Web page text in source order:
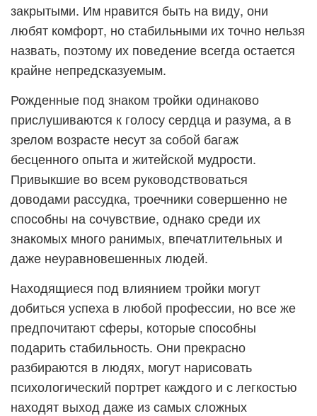
закрытыми. Им нравится быть на виду, они
любят комфорт, но стабильными их точно нельзя
назвать, поэтому их поведение всегда остается
крайне непредсказуемым.
Рожденные под знаком тройки одинаково
прислушиваются к голосу сердца и разума, а в
зрелом возрасте несут за собой багаж
бесценного опыта и житейской мудрости.
Привыкшие во всем руководствоваться
доводами рассудка, троечники совершенно не
способны на сочувствие, однако среди их
знакомых много ранимых, впечатлительных и
даже неуравновешенных людей.
Находящиеся под влиянием тройки могут
добиться успеха в любой профессии, но все же
предпочитают сферы, которые способны
подарить стабильность. Они прекрасно
разбираются в людях, могут нарисовать
психологический портрет каждого и с легкостью
находят выход даже из самых сложных